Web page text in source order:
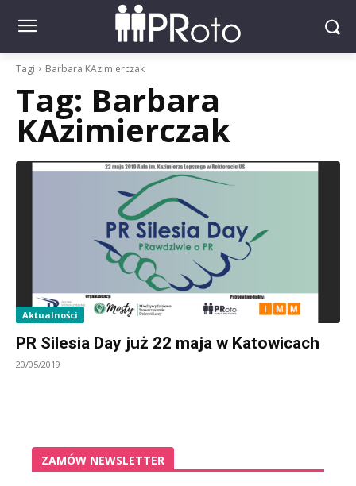
Tagi Barbara KAzimierczak
Tag: Barbara
KAzimierczak
Aktualności
PR Silesia Day już 22 maja w Katowicach
20/05/2019
ZAMÓW NEWSLETTER